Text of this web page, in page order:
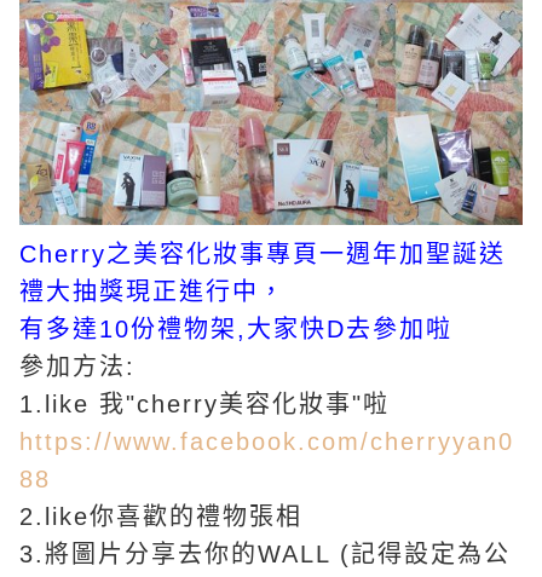
Cherry之美容化妝事專頁一週年加聖誕送
禮大抽獎現正進行中，
有多達10份禮物架,大家快D去參加啦
參加方法:
1.like 我"cherry美容化妝事"啦
https://www.facebook.com/cherryyan0
88
2.like你喜歡的禮物張相
3.將圖片分享去你的WALL (記得設定為公